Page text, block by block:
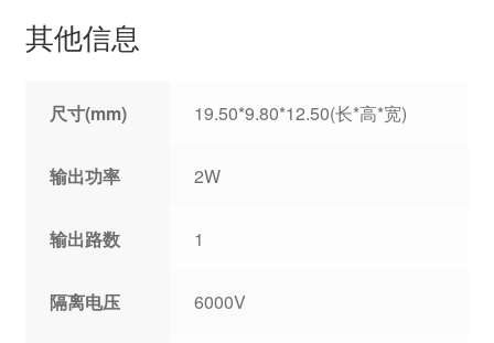
其他信息
尺寸(mm) 19.50*9.80*12.50(长*高*宽)
输出功率 2W
输出路数 1
隔离电压 6000V